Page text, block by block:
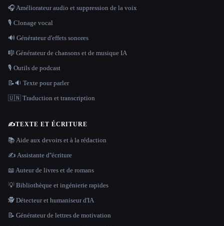
🎧 Améliorateur audio et suppression de la voix
🎙️ Clonage vocal
🔊 Générateur d'effets sonores
🎼 Générateur de chansons et de musique IA
🎙️ Outils de podcast
📝🔉 Texte pour parler
🇺🇳 Traduction et transcription
✍️TEXTE ET ÉCRITURE
📚 Aide aux devoirs et à la rédaction
✍️ Assistante d''écriture
📖 Auteur de livres et de romans
💡 Bibliothèque et ingénierie rapides
🕵️ Détecteur et humaniseur d'IA
📝 Générateur de lettres de motivation